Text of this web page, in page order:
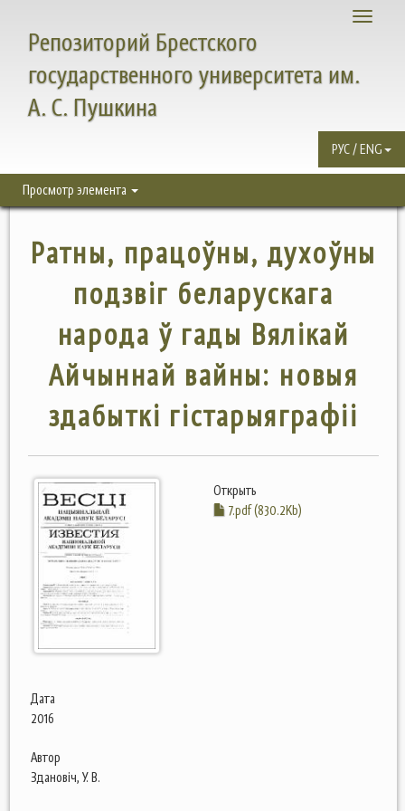
Toggle
Репозиторий Брестского
государственного университета им.
А. С. Пушкина
РУС / ENG
Просмотр элемента
Ратны, працоўны, духоўны
подзвіг беларускага
народа ў гады Вялікай
Айчыннай вайны: новыя
здабыткі гістарыяграфіі
Открыть
7.pdf (830.2Kb)
Дата
2016
Автор
Здановіч, У. В.